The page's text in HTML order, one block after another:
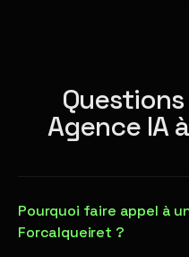
Agence IA
Pourquoi faire appel à
Forcalqueiret ?